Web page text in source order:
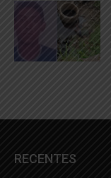
RECENTES